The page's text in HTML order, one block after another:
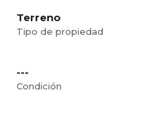
Terreno
Tipo de propiedad
---
Condición